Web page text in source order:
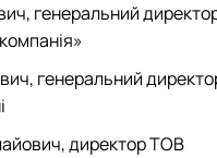
генеральний
генеральний
директор ТОВ